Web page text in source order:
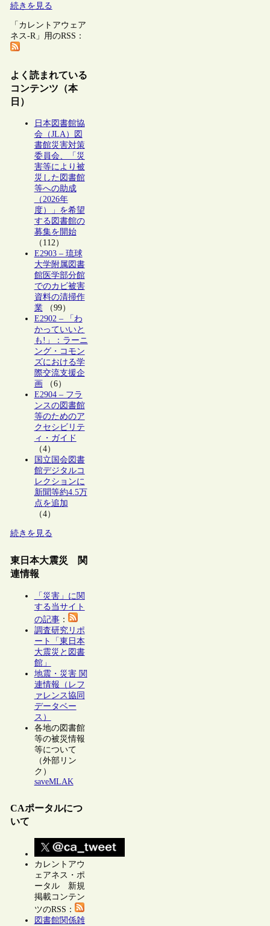
続きを見る
「カレントアウェア
ネス-R」用のRSS：
よく読まれている
コンテンツ（本
日）
日本図書館協
会（JLA）図
書館災害対策
委員会、「災
害等により被
災した図書館
等への助成
（2026年
度）」を希望
する図書館の
募集を開始
（112）
E2903 – 琉球
大学附属図書
館医学部分館
でのカビ被害
資料の清掃作
業（99）
E2902 – 「わ
かっていいと
も!」：ラーニ
ング・コモン
ズにおける学
際交流支援企
画 （6）
E2904 – フラ
ンスの図書館
等のためのア
クセシビリテ
ィ・ガイド
（4）
国立国会図書
館デジタルコ
レクションに
新聞等約4.5万
点を追加
（4）
続きを見る
東日本大震災 関
連情報
「災害」に関
する当サイト
の記事：
調査研究リポ
ート「東日本
大震災と図書
館」
地震・災害 関
連情報（レフ
ァレンス協同
データベー
ス）
各地の図書館
等の被災情報
等について
（外部リン
ク）
saveMLAK
CAポータルにつ
いて
カレントアウ
ェアネス・ポ
ータル 新規
掲載コンテン
ツのRSS：
図書館関係雑